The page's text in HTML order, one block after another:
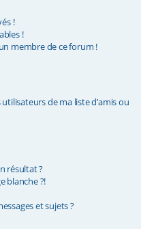
!
!
membre de ce forum !
de ma liste d’amis ou
résultat ?
blanche ?!
et sujets ?